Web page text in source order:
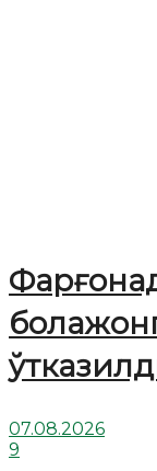
07.08.2026
9